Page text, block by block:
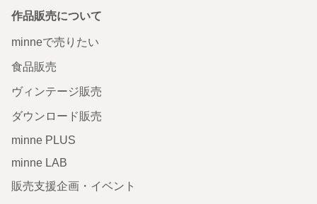
作品販売について
minneで売りたい
食品販売
ヴィンテージ販売
ダウンロード販売
minne PLUS
minne LAB
販売支援企画・イベント